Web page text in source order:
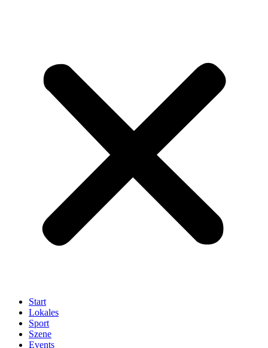
Start
Lokales
Sport
Szene
Events